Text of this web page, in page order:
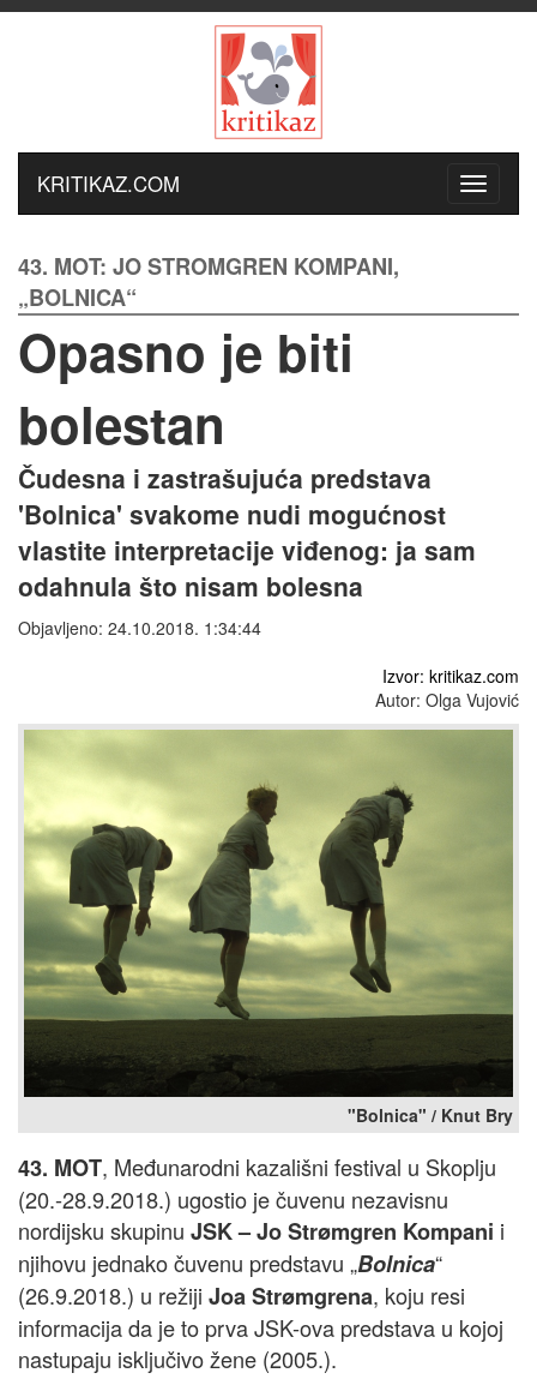
KRITIKAZ.COM
43. MOT: JO STROMGREN KOMPANI,
„BOLNICA“
Opasno je biti
bolestan
Čudesna i zastrašujuća predstava
'Bolnica' svakome nudi mogućnost
vlastite interpretacije viđenog: ja sam
odahnula što nisam bolesna
Objavljeno: 24.10.2018. 1:34:44
Izvor: kritikaz.com
Autor: Olga Vujović
"Bolnica" / Knut Bry
43. MOT, Međunarodni kazališni festival u Skoplju
(20.-28.9.2018.) ugostio je čuvenu nezavisnu
nordijsku skupinu JSK – Jo Strømgren Kompani i
njihovu jednako čuvenu predstavu „Bolnica“
(26.9.2018.) u režiji Joa Strømgrena, koju resi
informacija da je to prva JSK-ova predstava u kojoj
nastupaju isključivo žene (2005.).